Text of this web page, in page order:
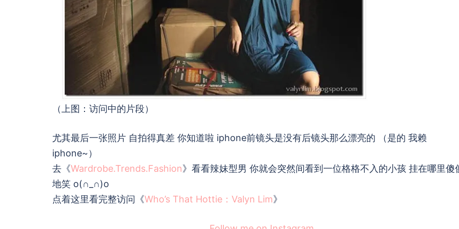
（上图：访问中的片段）
尤其最后一张照片 自拍得真差 你知道啦 iphone前镜头是没有后镜头那么漂亮的 （是的 我赖
iphone~）
去《Wardrobe.Trends.Fashion》看看辣妹型男 你就会突然间看到一位格格不入的小孩 挂在哪里傻
地笑 o(∩_∩)o
点着这里看完整访问《Who’s That Hottie：Valyn Lim》